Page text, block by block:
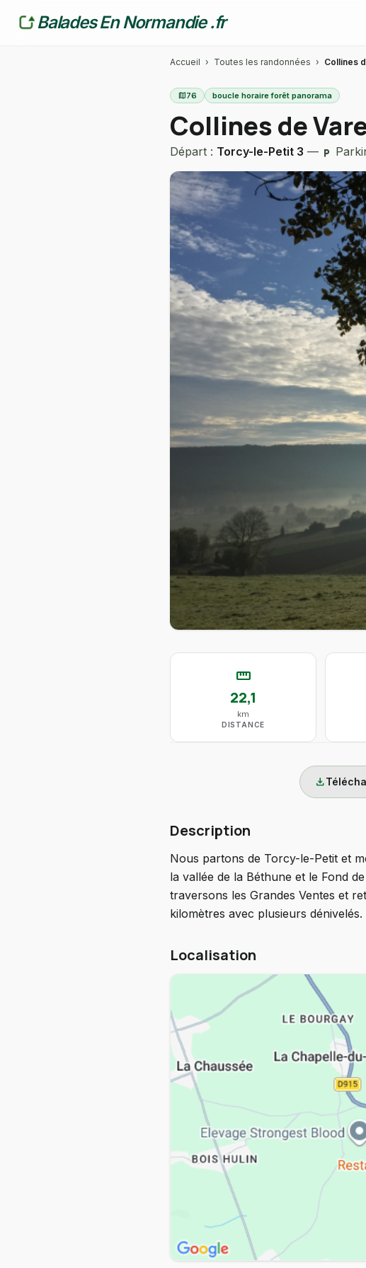
Balades En Normandie .fr
Accueil › Toutes les randonnées › Collines
map76 boucle horaire forêt panorama
Collines de
Départ : Torcy-le-Petit 3 — local_parking
straighten
22,1
km
DISTANCE
download
Description
Nous partons de Torcy-le-Petit et
la vallée de la Béthune et le Fond
traversons les Grandes Ventes et
kilomètres avec plusieurs dénivelés.
Localisation